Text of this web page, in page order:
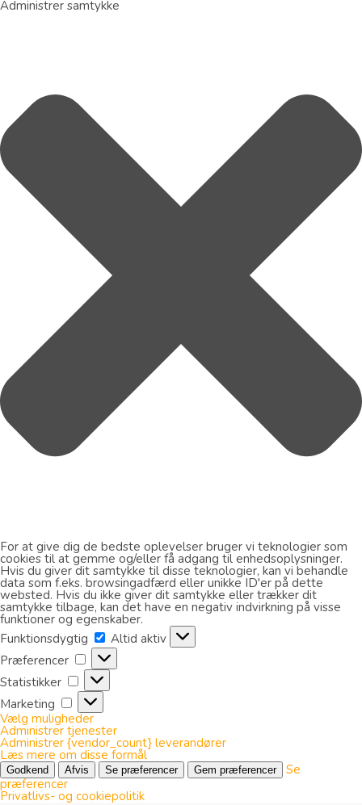
Administrer samtykke
For at give dig de bedste oplevelser bruger vi teknologier som
cookies til at gemme og/eller få adgang til enhedsoplysninger.
Hvis du giver dit samtykke til disse teknologier, kan vi behandle
data som f.eks. browsingadfærd eller unikke ID'er på dette
websted. Hvis du ikke giver dit samtykke eller trækker dit
samtykke tilbage, kan det have en negativ indvirkning på visse
funktioner og egenskaber.
Funktionsdygtig
Funktionsdygtig
Altid aktiv
Præferencer
Præferencer
Statistikker
Statistikker
Marketing
Marketing
Vælg muligheder
Administrer tjenester
Administrer {vendor_count} leverandører
Læs mere om disse formål
Godkend Afvis Se præferencer Gem præferencer
Se
præferencer
Privatlivs- og cookiepolitik